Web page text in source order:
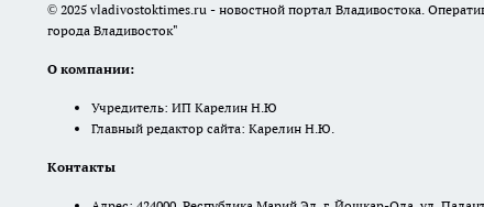
© 2025 vladivostoktimes.ru - новостной портал Владивостока.
города Владивосток"
О компании:
Учредитель: ИП Карелин Н.Ю
Главный редактор сайта: Карелин Н.Ю.
Контакты